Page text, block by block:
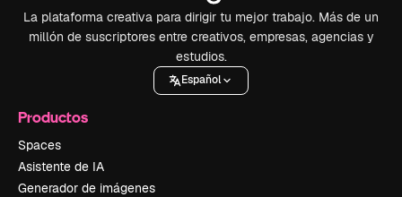
La plataforma creativa para dirigir tu mejor trabajo. Más de un
millón de suscriptores entre creativos, empresas, agencias y
estudios.
Español
Productos
Spaces
Asistente de IA
Generador de imágenes